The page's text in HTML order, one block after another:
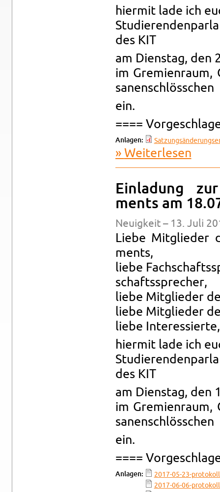
hier­mit lade ich
des KIT
am Diens­tag, den
im Gre­mi­en­raum,
sa­nen­schlöss­chen
ein.
====
An­la­gen:
Wei­ter­le­sen
Ein­la­dung
ments am
Neu­ig­keit – 13. Juli
Liebe Mit­glie­der
ments,
liebe
schafts­spre­cher,
liebe Mit­glie­der
liebe Mit­glie­der
liebe In­ter­es­sier­te,
hier­mit lade ich
des KIT
am Diens­tag, den
im Gre­mi­en­raum,
sa­nen­schlöss­chen
ein.
====
An­la­gen:
2017-​05-​23-​
2017-​06-​06-​